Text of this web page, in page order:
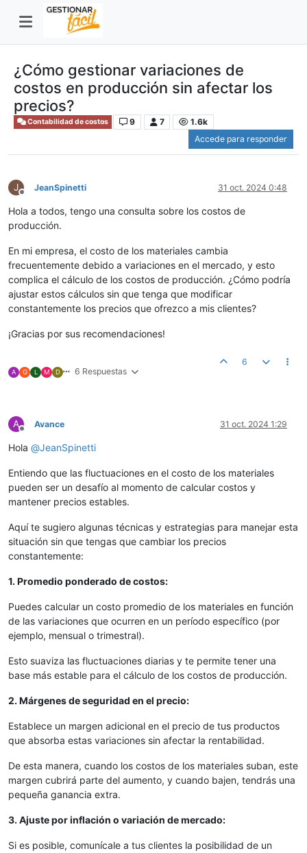
¿Cómo gestionar variaciones de
costos en producción sin afectar los
precios?
Contabilidad de costos 9 7
1.6k
Accede para responder
J
Desconectado
JeanSpinetti 31 oct. 2024 0:48
Hola a todos, tengo una consulta sobre los costos de
producción.
En mi empresa, el costo de los materiales cambia
frecuentemente debido a variaciones en el mercado, y esto
complica el cálculo de los costos de producción. ¿Cómo podría
ajustar estos cálculos sin que tenga que modificar
constantemente los precios que ofrezco a mis clientes?
¡Gracias por sus recomendaciones!
A G L M D 6 Respuestas
6
A
Desconectado
Avance 31 oct. 2024 1:29
Hola @JeanSpinetti
Entiendo que las fluctuaciones en el costo de los materiales
pueden ser un desafío al momento de calcular costos y
mantener precios estables.
Aquí te sugiero algunas técnicas y estrategias para manejar esta
situación sin que tengas que cambiar los precios
constantemente:
1. Promedio ponderado de costos:
Puedes calcular un costo promedio de los materiales en función
de las variaciones que ocurren en un período específico (por
ejemplo, mensual o trimestral).
Esto suaviza las fluctuaciones diarias y te permite tener una
base más estable para el cálculo de los costos de producción.
2. Márgenes de seguridad en el precio:
Establece un margen adicional en el precio de tus productos
que absorba estas variaciones sin afectar la rentabilidad.
De esta manera, cuando los costos de los materiales suban, este
margen cubrirá parte del aumento, y cuando bajen, tendrás una
pequeña ganancia extra.
3. Ajuste por inflación o variación de mercado:
Si es posible, comunícale a tus clientes la posibilidad de un